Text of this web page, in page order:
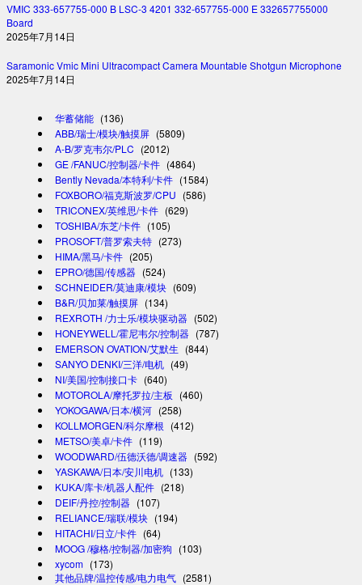
VMIC 333-657755-000 B LSC-3 4201 332-657755-000 E 332657755000
Board
2025年7月14日
Saramonic Vmic Mini Ultracompact Camera Mountable Shotgun Microphone
2025年7月14日
华蓄储能 (136)
ABB/瑞士/模块/触摸屏 (5809)
A-B/罗克韦尔/PLC (2012)
GE /FANUC/控制器/卡件 (4864)
Bently Nevada/本特利/卡件 (1584)
FOXBORO/福克斯波罗/CPU (586)
TRICONEX/英维思/卡件 (629)
TOSHIBA/东芝/卡件 (105)
PROSOFT/普罗索夫特 (273)
HIMA/黑马/卡件 (205)
EPRO/德国/传感器 (524)
SCHNEIDER/莫迪康/模块 (609)
B&R/贝加莱/触摸屏 (134)
REXROTH /力士乐/模块驱动器 (502)
HONEYWELL/霍尼韦尔/控制器 (787)
EMERSON OVATION/艾默生 (844)
SANYO DENKI/三洋/电机 (49)
NI/美国/控制接口卡 (640)
MOTOROLA/摩托罗拉/主板 (460)
YOKOGAWA/日本/横河 (258)
KOLLMORGEN/科尔摩根 (412)
METSO/美卓/卡件 (119)
WOODWARD/伍德沃德/调速器 (592)
YASKAWA/日本/安川电机 (133)
KUKA/库卡/机器人配件 (218)
DEIF/丹控/控制器 (107)
RELIANCE/瑞联/模块 (194)
HITACHI/日立/卡件 (64)
MOOG /穆格/控制器/加密狗 (103)
xycom (173)
其他品牌/温控传感/电力电气 (2581)